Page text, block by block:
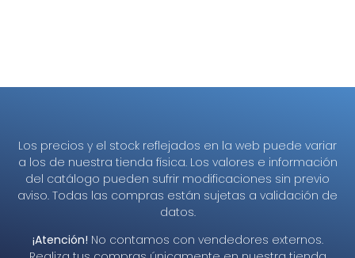
Los precios y el stock reflejados en la web puede variar
a los de nuestra tienda física. Los valores e información
del catálogo pueden sufrir modificaciones sin previo
aviso. Todas las compras están sujetas a validación de
datos.
¡Atención! No contamos con vendedores externos.